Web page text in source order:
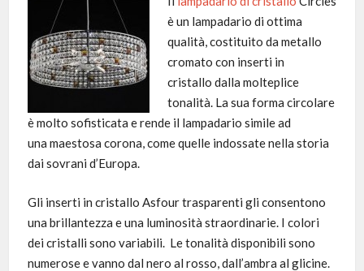
è un lampadario di ottima
qualità, costituito da metallo
cromato con inserti in
cristallo dalla molteplice
tonalità. La sua forma circolare
è molto sofisticata e rende il lampadario simile ad
una maestosa corona, come quelle indossate nella storia
dai sovrani d’Europa.
Gli inserti in cristallo Asfour trasparenti gli consentono
una brillantezza e una luminosità straordinarie. I colori
dei cristalli sono variabili. Le tonalità disponibili sono
numerose e vanno dal nero al rosso, dall’ambra al glicine.